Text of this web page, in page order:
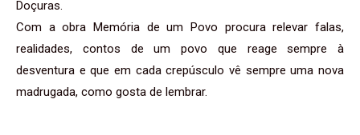
Doçuras.
Com a obra Memória de um Povo procura relevar falas,
realidades, contos de um povo que reage sempre à
desventura e que em cada crepúsculo vê sempre uma nova
madrugada, como gosta de lembrar.